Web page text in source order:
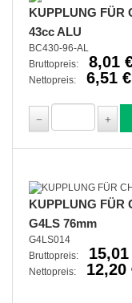
KUPPLUNG FÜR
43cc ALU
BC430-96-AL
Bruttopreis:
8,01
Nettopreis: 6,51 €
KUPPLUNG FÜR
G4LS 76mm
G4LS014
Bruttopreis:
Nettopreis: 12,20